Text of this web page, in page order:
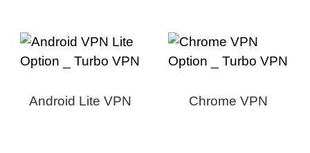
Android Lite VPN Chrome VPN